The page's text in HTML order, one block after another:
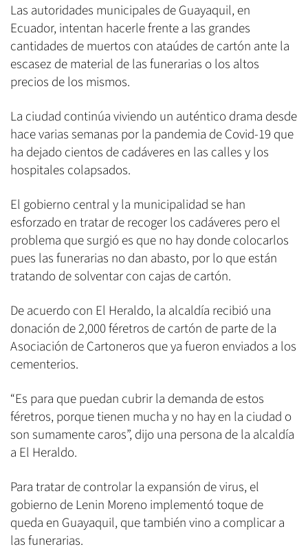
Las autoridades municipales de Guayaquil, en
Ecuador, intentan hacerle frente a las grandes
cantidades de muertos con ataúdes de cartón ante la
escasez de material de las funerarias o los altos
precios de los mismos.
La ciudad continúa viviendo un auténtico drama desde
hace varias semanas por la pandemia de Covid-19 que
ha dejado cientos de cadáveres en las calles y los
hospitales colapsados.
El gobierno central y la municipalidad se han
esforzado en tratar de recoger los cadáveres pero el
problema que surgió es que no hay donde colocarlos
pues las funerarias no dan abasto, por lo que están
tratando de solventar con cajas de cartón.
De acuerdo con El Heraldo, la alcaldía recibió una
donación de 2,000 féretros de cartón de parte de la
Asociación de Cartoneros que ya fueron enviados a los
cementerios.
“Es para que puedan cubrir la demanda de estos
féretros, porque tienen mucha y no hay en la ciudad o
son sumamente caros”, dijo una persona de la alcaldía
a El Heraldo.
Para tratar de controlar la expansión de virus, el
gobierno de Lenin Moreno implementó toque de
queda en Guayaquil, que también vino a complicar a
las funerarias.